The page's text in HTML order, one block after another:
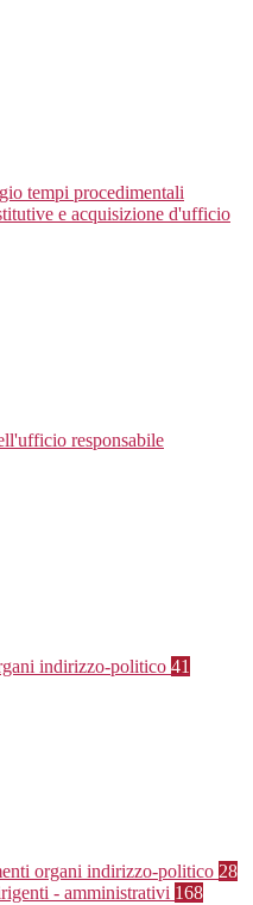
tempi procedimentali
e acquisizione d'ufficio
responsabile
indirizzo-politico 41
organi indirizzo-politico 28
- amministrativi 168